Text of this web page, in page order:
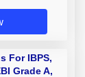
For IBPS,
Grade A,